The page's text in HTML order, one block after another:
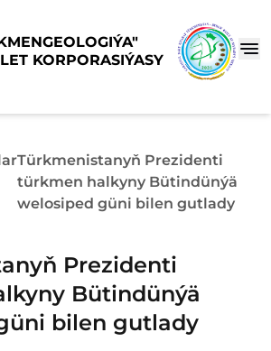
KORPORASIÝASY
Türkmenistanyň Prezidenti
türkmen halkyny Bütindünýä
welosiped güni bilen gutlady
Prezidenti
Bütindünýä
bilen gutlady